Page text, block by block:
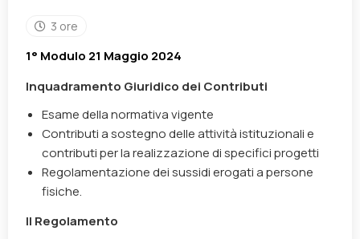
3 ore
1° Modulo 21 Maggio 2024
Inquadramento Giuridico dei Contributi
Esame della normativa vigente
Contributi a sostegno delle attività istituzionali e
contributi per la realizzazione di specifici progetti
Regolamentazione dei sussidi erogati a persone
fisiche.
Il Regolamento